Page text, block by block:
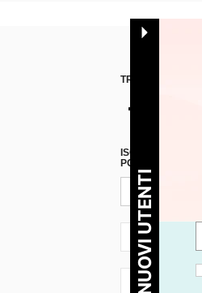
TROVACI SU
ISCRIVITI ALLA
POSSIBILE
IT + 39
IT + 39
PER I NUOVI UTENTI